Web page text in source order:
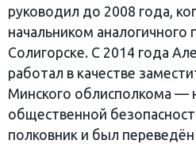
руководил до 2008 года,
начальником аналогичного
Солигорске. С 2014 года
работал в качестве
Минского облисполкома —
общественной
полковник и был